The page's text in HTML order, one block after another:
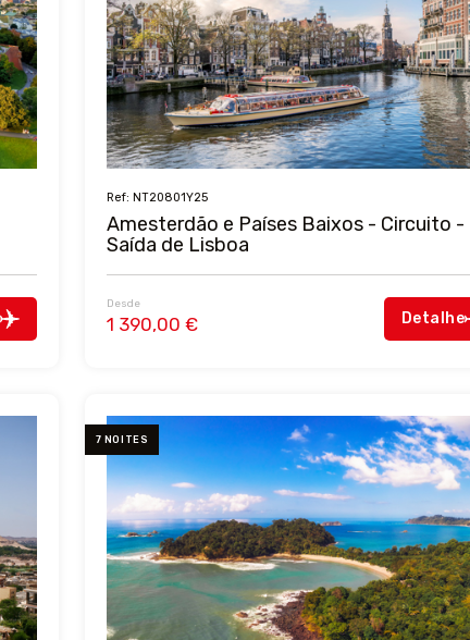
Ref: NT20801Y25
Amesterdão e Países Baixos - Circuito -
Saída de Lisboa
Desde
1 390,00 € Detalhe
7 NOITES